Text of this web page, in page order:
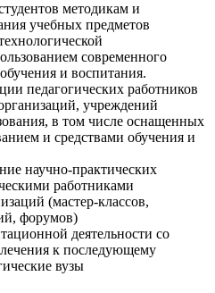
методикам и
учебных предметов
современного
и воспитания.
педагогических работников
учреждений
в том числе оснащенных
и средствами обучения и
научно-практических
работниками
(мастер-классов,
форумов)
деятельности со
к последующему
вузы